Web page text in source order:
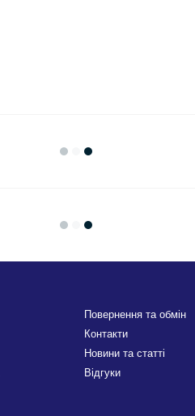
Повернення та обмін
Контакти
Новини та статті
Відгуки